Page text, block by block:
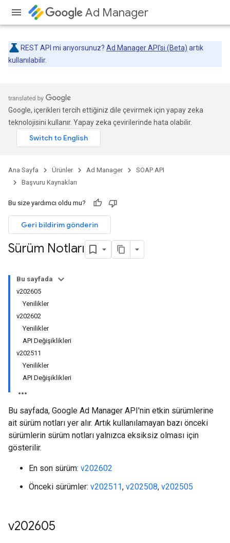
Ad Manager
REST API mi arıyorsunuz? Ad Manager API'si (Beta) artık
kullanılabilir.
Google, içerikleri tercih ettiğiniz dile çevirmek için yapay zeka
teknolojisini kullanır. Yapay zeka çevirilerinde hata olabilir.
Ana Sayfa Ürünler Ad Manager
SOAP API
Başvuru Kaynakları
Bu size yardımcı oldu mu?
Geri bildirim gönderin
Sürüm Notları
Bu sayfada
v202605
Yenilikler
v202602
Yenilikler
API Değişiklikleri
v202511
Yenilikler
API Değişiklikleri
Bu sayfada, Google Ad Manager API'nin etkin sürümlerine
ait sürüm notları yer alır. Artık kullanılamayan bazı önceki
sürümlerin sürüm notları yalnızca eksiksiz olması için
gösterilir.
En son sürüm: v202602
Önceki sürümler: v202511, v202508, v202505
v202605